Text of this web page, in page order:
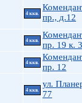
4 ккв.
пр., д.12
4 ккв.
пр. 19 к. 3
4 ккв.
пр. 12
4 ккв.
ул.
77